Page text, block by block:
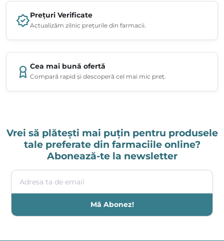
Prețuri Verificate
Actualizăm zilnic prețurile din farmacii.
Cea mai bună ofertă
Compară rapid și descoperă cel mai mic preț.
Vrei să plătești mai puțin pentru produsele
tale preferate din farmaciile online?
Abonează-te la newsletter
Adresa ta de email
Mă Abonez!